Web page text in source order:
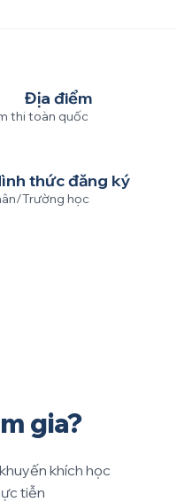
Địa điểm
thi toàn quốc
thức đăng ký
Trường học
gia?
khích học
tiễn